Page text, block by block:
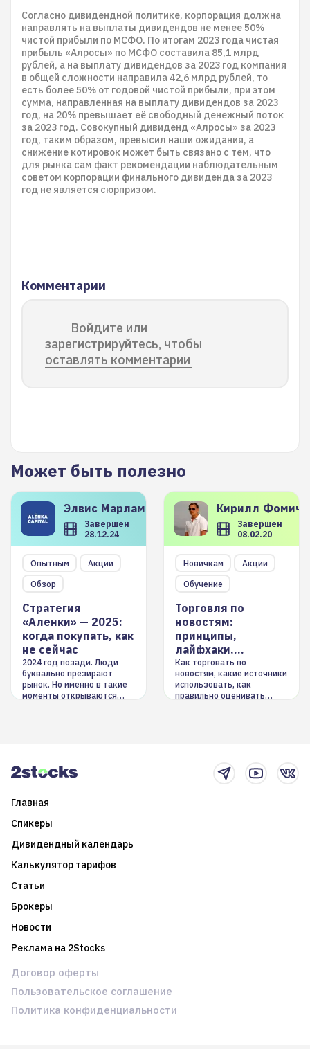
Согласно дивидендной политике, корпорация должна
направлять на выплаты дивидендов не менее 50%
чистой прибыли по МСФО. По итогам 2023 года чистая
прибыль «Алросы» по МСФО составила 85,1 млрд
рублей, а на выплату дивидендов за 2023 год компания
в общей сложности направила 42,6 млрд рублей, то
есть более 50% от годовой чистой прибыли, при этом
сумма, направленная на выплату дивидендов за 2023
год, на 20% превышает её свободный денежный поток
за 2023 год. Совокупный дивиденд «Алросы» за 2023
год, таким образом, превысил наши ожидания, а
снижение котировок может быть связано с тем, что
для рынка сам факт рекомендации наблюдательным
советом корпорации финального дивиденда за 2023
год не является сюрпризом.
Комментарии
Войдите или
зарегистрируйтесь, чтобы
оставлять комментарии
Может быть полезно
Элвис Марламов
Завершен
28.12.24
Опытным
Акции
Обзор
Стратегия
«Аленки» — 2025:
когда покупать, как
не сейчас
2024 год позади. Люди
буквально презирают
рынок. Но именно в такие
моменты открываются
Кирилл
Завершен
08.02.20
Новичкам
Акции
Обучение
Торговля по
новостям:
принципы,
лайфхаки,
инструменты
Как торговать по
новостям, какие источники
использовать, как
правильно оценивать
Главная
Спикеры
Дивидендный календарь
Калькулятор тарифов
Статьи
Брокеры
Новости
Реклама на 2Stocks
Договор оферты
Пользовательское соглашение
Политика конфиденциальности